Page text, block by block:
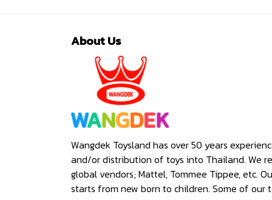
About Us
Wangdek Toysland has over 50 years
and/or distribution of toys into Thailand. We
global vendors; Mattel, Tommee Tippee, etc.
starts from new born to children. Some of our